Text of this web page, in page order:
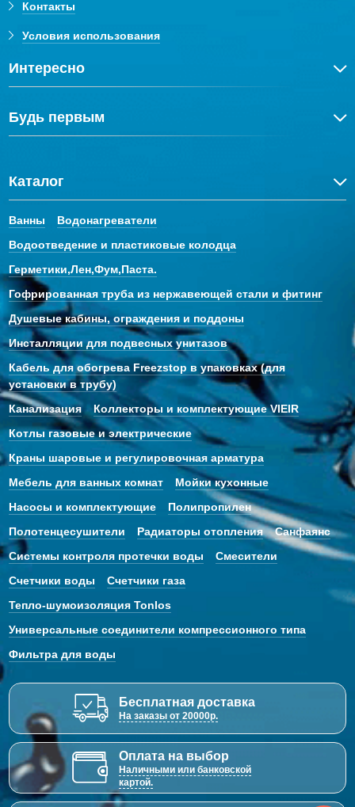
Контакты
Условия использования
Интересно
Будь первым
Каталог
Ванны
Водонагреватели
Водоотведение и пластиковые колодца
Герметики,Лен,Фум,Паста.
Гофрированная труба из нержавеющей стали и фитинг
Душевые кабины, ограждения и поддоны
Инсталляции для подвесных унитазов
Кабель для обогрева Freezstop в упаковках (для
установки в трубу)
Канализация
Коллекторы и комплектующие VIEIR
Котлы газовые и электрические
Краны шаровые и регулировочная арматура
Мебель для ванных комнат
Мойки кухонные
Насосы и комплектующие
Полипропилен
Полотенцесушители
Радиаторы отопления
Санфаянс
Системы контроля протечки воды
Смесители
Счетчики воды
Счетчики газа
Тепло-шумоизоляция Tonlos
Универсальные соединители компрессионного типа
Фильтра для воды
Бесплатная доставка
На заказы от 20000р.
Оплата на выбор
Наличными или банковской
картой.